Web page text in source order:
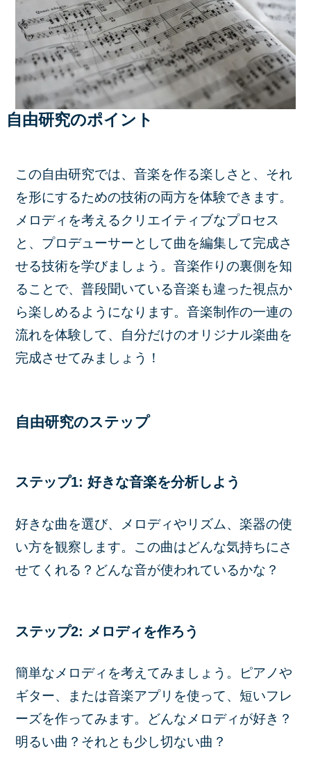
自由研究のポイント
この自由研究では、音楽を作る楽しさと、それ
を形にするための技術の両方を体験できます。
メロディを考えるクリエイティブなプロセス
と、プロデューサーとして曲を編集して完成さ
せる技術を学びましょう。音楽作りの裏側を知
ることで、普段聞いている音楽も違った視点か
ら楽しめるようになります。音楽制作の一連の
流れを体験して、自分だけのオリジナル楽曲を
完成させてみましょう！
自由研究のステップ
ステップ1: 好きな音楽を分析しよう
好きな曲を選び、メロディやリズム、楽器の使
い方を観察します。この曲はどんな気持ちにさ
せてくれる？どんな音が使われているかな？
ステップ2: メロディを作ろう
簡単なメロディを考えてみましょう。ピアノや
ギター、または音楽アプリを使って、短いフレ
ーズを作ってみます。どんなメロディが好き？
明るい曲？それとも少し切ない曲？